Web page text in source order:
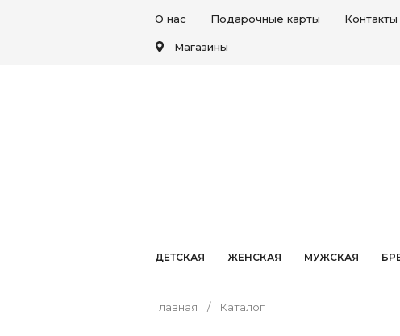
О нас Подарочные карты Контакты
Магазины
ДЕТСКАЯ ЖЕНСКАЯ МУЖСКАЯ
Главная Каталог